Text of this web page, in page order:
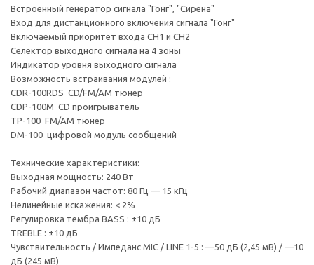
Встроенный генератор сигнала "Гонг", "Сирена"
Вход для дистанционного включения сигнала "Гонг"
Включаемый приоритет входа CH1 и CH2
Селектор выходного сигнала на 4 зоны
Индикатор уровня выходного сигнала
Возможность встраивания модулей :
CDR-100RDS CD/FM/AM тюнер
CDP-100М CD проигрыватель
TP-100 FM/AM тюнер
DM-100 цифровой модуль сообщений
Технические характеристики:
Выходная мощность: 240 Вт
Рабочий диапазон частот: 80 Гц — 15 кГц
Нелинейные искажения: < 2%
Регулировка тембра BASS : ±10 дБ
TREBLE : ±10 дБ
Чувствительность / Импеданс MIC / LINE 1-5 : —50 дБ (2,45 мВ) / —10
дБ (245 мВ)